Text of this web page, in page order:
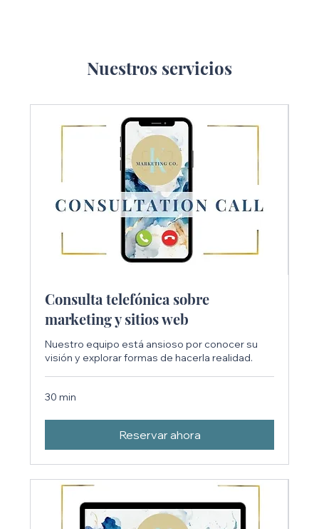
Nuestros servicios
Consulta telefónica sobre
marketing y sitios web
Nuestro equipo está ansioso por conocer su
visión y explorar formas de hacerla realidad.
30 min
Reservar ahora